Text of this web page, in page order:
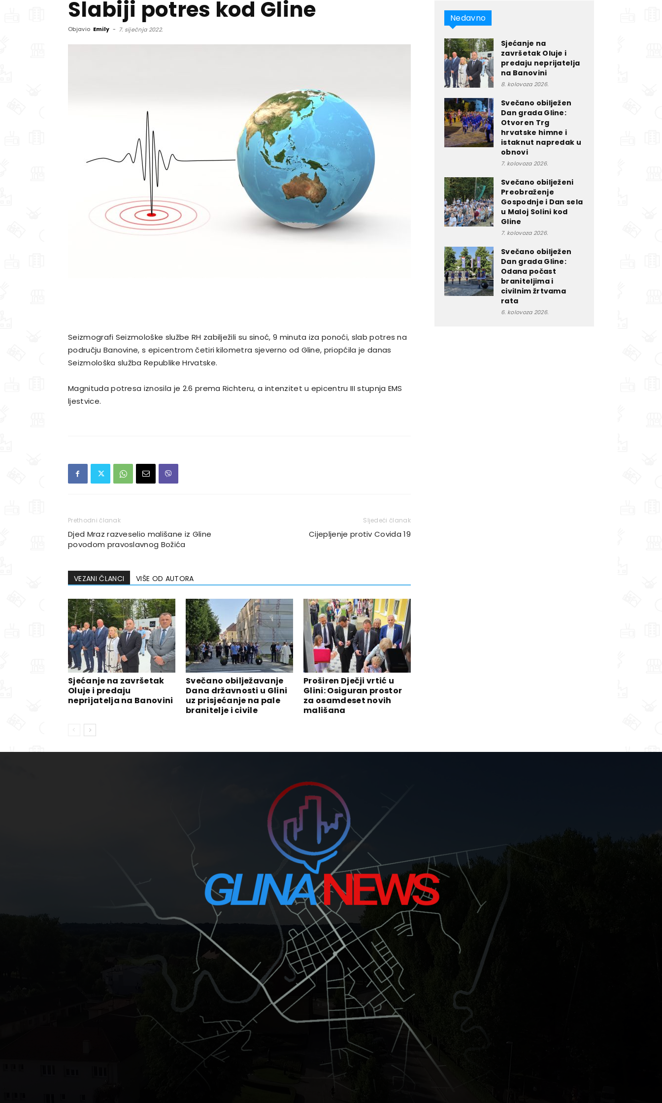
Slabiji potres kod Gline
Objavio Emily - 7. siječnja 2022.
Seizmografi Seizmološke službe RH zabilježili su sinoć, 9 minuta iza ponoći, slab potres na
području Banovine, s epicentrom četiri kilometra sjeverno od Gline, priopćila je danas
Seizmološka služba Republike Hrvatske.
Magnituda potresa iznosila je 2.6 prema Richteru, a intenzitet u epicentru III stupnja EMS
ljestvice.
Prethodni članak
Djed Mraz razveselio mališane iz Gline
povodom pravoslavnog Božića
Sljedeći članak
Cijepljenje protiv Covida 19
VEZANI ČLANCI VIŠE OD AUTORA
Sjećanje na završetak
Oluje i predaju
neprijatelja na Banovini
Svečano obilježavanje
Dana državnosti u Glini
uz prisjećanje na pale
branitelje i civile
Proširen Dječji vrtić u
Glini: Osiguran prostor
za osamdeset novih
mališana
Nedavno
Sjećanje na
završetak Oluje i
predaju neprijatelja
na Banovini
8. kolovoza 2026.
Svečano obilježen
Dan grada Gline:
Otvoren Trg
hrvatske himne i
istaknut napredak u
obnovi
7. kolovoza 2026.
Svečano obilježeni
Preobraženje
Gospodnje i Dan sela
u Maloj Solini kod
Gline
7. kolovoza 2026.
Svečano obilježen
Dan grada Gline:
Odana počast
braniteljima i
civilnim žrtvama
rata
6. kolovoza 2026.